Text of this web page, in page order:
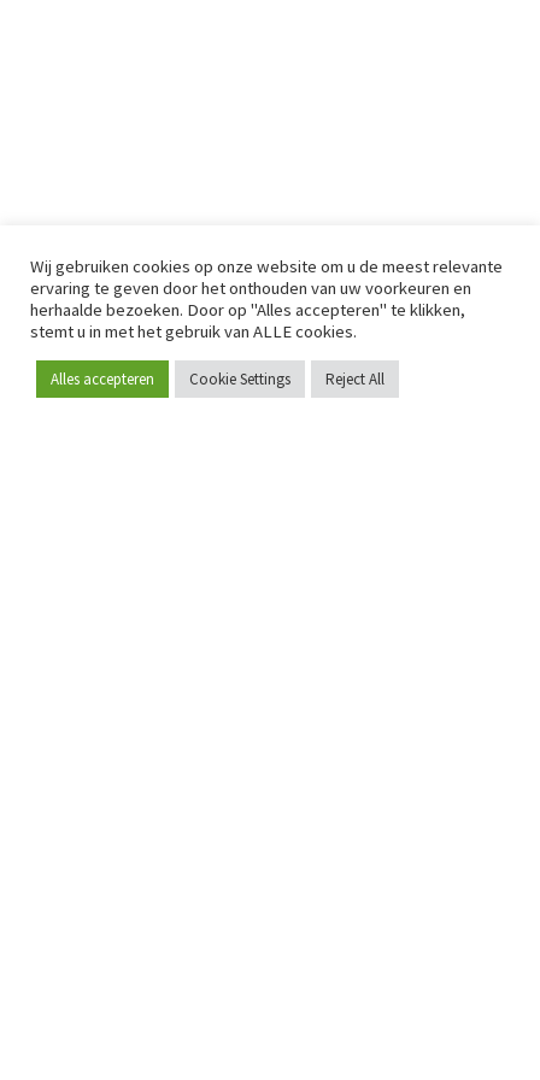
Word lid
Wij gebruiken cookies op onze website om u de meest relevante
ervaring te geven door het onthouden van uw voorkeuren en
herhaalde bezoeken. Door op "Alles accepteren" te klikken,
stemt u in met het gebruik van ALLE cookies.
Alles accepteren Cookie Settings Reject All